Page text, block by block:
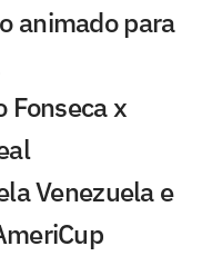
animado para
Fonseca x
Venezuela e